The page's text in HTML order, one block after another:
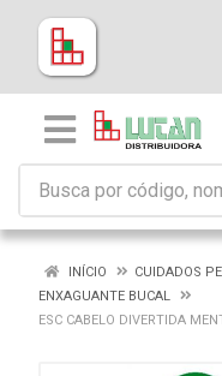
INÍCIO
CUIDADOS
ENXAGUANTE BUCAL
ESC CABELO DIVERTIDA